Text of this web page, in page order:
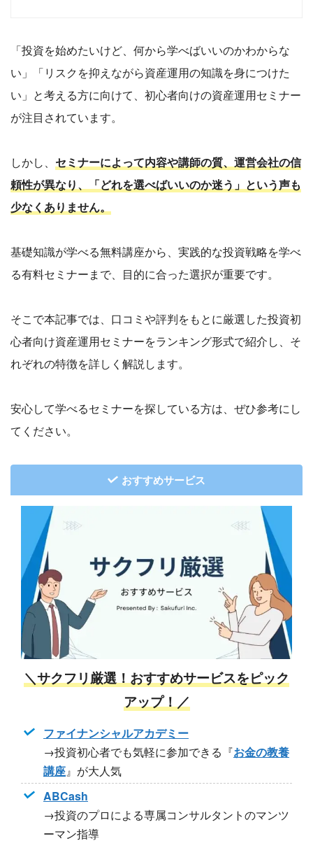
「投資を始めたいけど、何から学べばいいのかわからな
い」「リスクを抑えながら資産運用の知識を身につけた
い」と考える方に向けて、初心者向けの資産運用セミナー
が注目されています。
しかし、 セミナーによって内容や講師の質、運営会社の信
頼性が異なり、「どれを選べばいいのか迷う」という声も
少なくありません。
基礎知識が学べる無料講座から、実践的な投資戦略を学べ
る有料セミナーまで、目的に合った選択が重要です。
そこで本記事では、口コミや評判をもとに厳選した投資初
心者向け資産運用セミナーをランキング形式で紹介し、そ
れぞれの特徴を詳しく解説します。
安心して学べるセミナーを探している方は、ぜひ参考にし
てください。
おすすめサービス
＼サクフリ厳選！おすすめサービスをピック
アップ！／
ファイナンシャルアカデミー
→投資初心者でも気軽に参加できる『お金の教養
講座』が大人気
ABCash
→投資のプロによる専属コンサルタントのマンツ
ーマン指導